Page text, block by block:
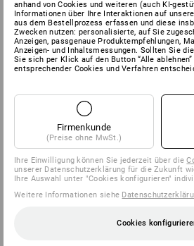
anhand von Cookies und weiteren (auch KI-
Informationen über Ihre Interaktionen auf
aus dem Bestellprozess erfassen und diese
Zwecken nutzen: personalisierte, auf Sie
Anzeigen, passgenaue Produktempfehlungen,
Anzeigen- und Inhaltsmessungen. Sollten Sie
Sie sich per Klick auf den Button “Alle
entsprechender Cookies und Verfahren
Firmenkunde
(Preise ohne MwSt.)
Ihre Einwilligung können Sie jederzeit über die
unserer Datenschutzerklärung für die Zukunft
Ihre Auswahl unter "Cookies konfigurieren"
Weitere Informationen siehe
Cookies